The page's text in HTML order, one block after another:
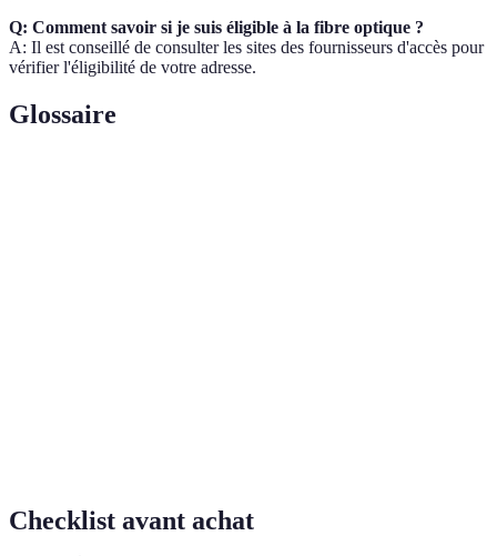
Q: Comment savoir si je suis éligible à la fibre optique ?
A: Il est conseillé de consulter les sites des fournisseurs d'accès pour
vérifier l'éligibilité de votre adresse.
Glossaire
Checklist avant achat